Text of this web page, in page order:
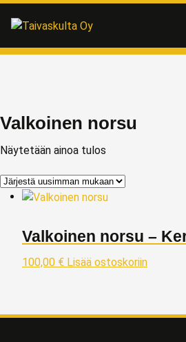
Valkoinen norsu
Näytetään ainoa tulos
Valkoinen norsu –
100,00 € Lisää ostoskoriin